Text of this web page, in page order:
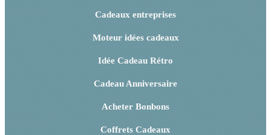
Cadeaux entreprises
Moteur idées cadeaux
Idée Cadeau Rétro
Cadeau Anniversaire
Acheter Bonbons
Coffrets Cadeaux